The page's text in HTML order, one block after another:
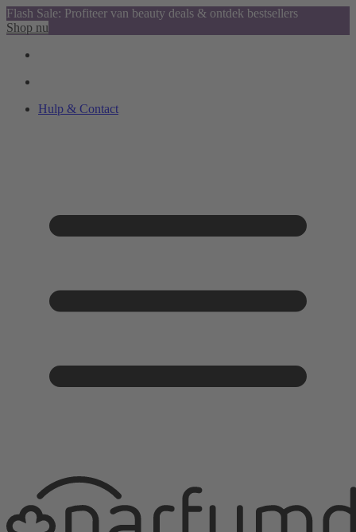
Flash Sale: Profiteer van beauty deals & ontdek bestsellers
Shop nu
Hulp & Contact